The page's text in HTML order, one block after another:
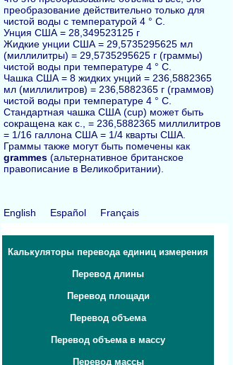
преобразование действительно только для
чистой воды с температурой 4 ° C.
Унция США = 28,349523125 г
Жидкие унции США = 29,5735295625 мл
(миллилитры) = 29,5735295625 г (граммы)
чистой воды при температуре 4 ° C.
Чашка США = 8 жидких унций = 236,5882365
мл (миллилитров) = 236,5882365 г (граммов)
чистой воды при температуре 4 ° C.
Стандартная чашка США (cup) может быть
сокращена как c., = 236,5882365 миллилитров
= 1/16 галлона США = 1/4 кварты США.
Граммы также могут быть помечены как
grammes (альтернативное британское
правописание в Великобритании).
English Español Français
Калькуляторы перевода единиц измерения
Перевод длины
Перевод площади
Перевод объема
Перевод объема в массу
Перевод массы